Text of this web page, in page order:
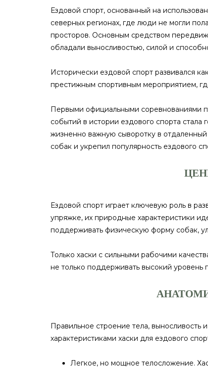
Ездовой спорт, основанный на
северных регионах, где люди не могли
просторов. Основным средством
обладали выносливостью, силой и
Исторически ездовой спорт развивался
престижным спортивным мероприятием,
Первыми официальными соревнованиями
событий в истории ездового спорта стала
жизненно важную сыворотку в
собак и укрепил популярность ездового
Ездовой спорт играет ключевую роль в
упряжке, их природные характеристики
поддерживать физическую форму собак,
Только хаски с сильными рабочими
не только поддерживать высокий
Правильное строение тела, выносливость
характеристиками хаски для ездового
Легкое, но мощное телосложение.